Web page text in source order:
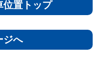
位置トップ
ジへ